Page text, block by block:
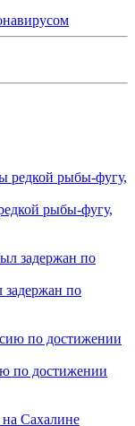
рыбы-фугу,
задержан по
по достижении